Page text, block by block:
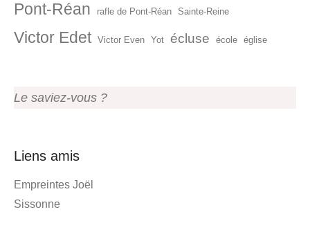
Pont-Réan rafle de Pont-Réan Sainte-Reine
Victor Edet Victor Even Yot écluse école église
Le saviez-vous ?
Liens amis
Empreintes Joël
Sissonne